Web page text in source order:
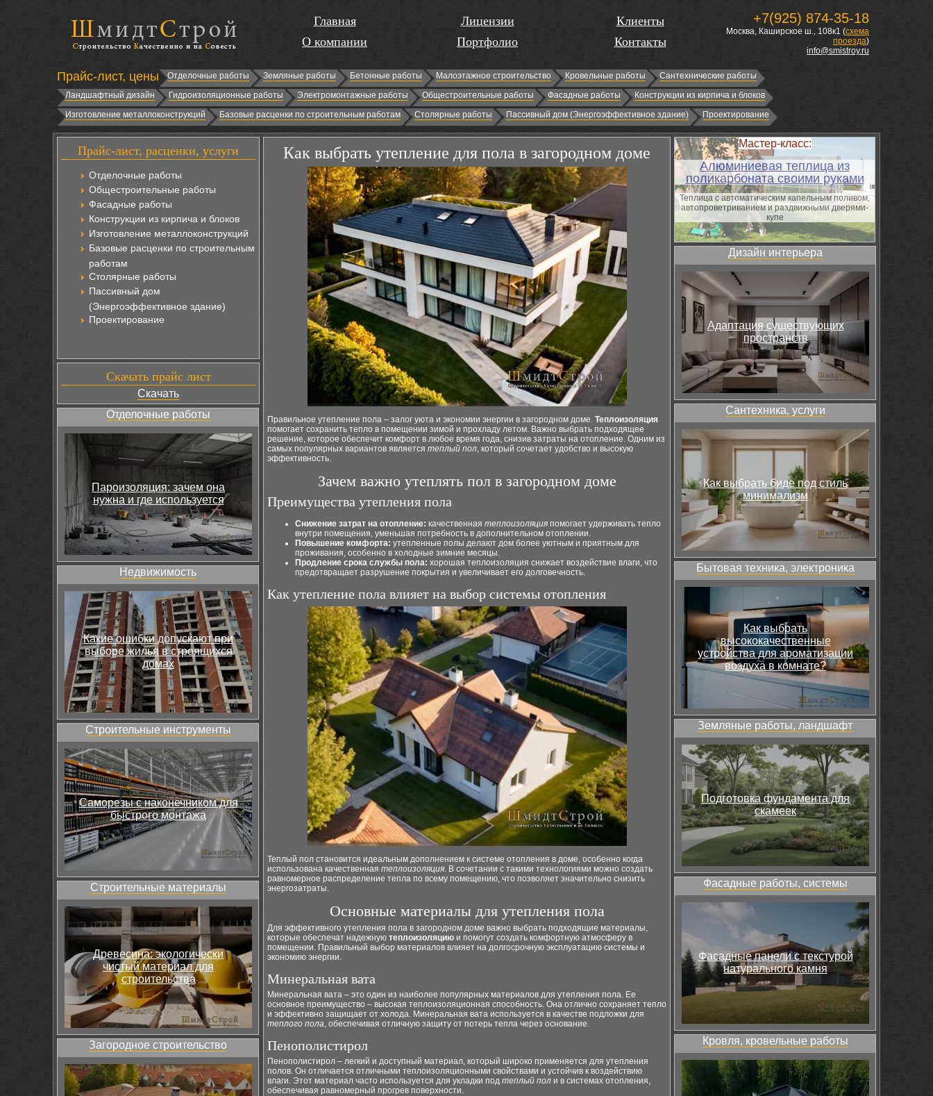
Главная
О компании
Лицензии
Портфолио
Клиенты
Контакты
+7(925) 874-35-18
Москва, Каширское ш., 108к1 (схема
проезда)
info@smistroy.ru
Прайс-лист, цены Отделочные работы Земляные работы Бетонные работы Малоэтажное строительство Кровельные работы
Сантехнические работы
Ландшафтный дизайн
Гидроизоляционные работы Электромонтажные работы Общестроительные работы Фасадные работы
Конструкции из кирпича и блоков
Изготовление металлоконструкций
Базовые расценки по строительным работам Столярные работы Пассивный дом (Энергоэффективное здание) Проектирование
Прайс-лист, расценки, услуги
Отделочные работы
Общестроительные работы
Фасадные работы
Конструкции из кирпича и блоков
Изготовление металлоконструкций
Базовые расценки по строительным
работам
Столярные работы
Пассивный дом
(Энергоэффективное здание)
Проектирование
Скачать прайс лист
Скачать
Отделочные работы
Пароизоляция: зачем она
нужна и где используется
Недвижимость
Какие ошибки допускают при
выборе жилья в строящихся
домах
Строительные инструменты
Саморезы с наконечником для
быстрого монтажа
Строительные материалы
Древесина: экологически
чистый материал для
строительства
Загородное строительство
Как выбрать утепление для пола в загородном доме
Правильное утепление пола – залог уюта и экономии энергии в загородном доме. Теплоизоляция
помогает сохранить тепло в помещении зимой и прохладу летом. Важно выбрать подходящее
решение, которое обеспечит комфорт в любое время года, снизив затраты на отопление. Одним из
самых популярных вариантов является теплый пол, который сочетает удобство и высокую
эффективность.
Зачем важно утеплять пол в загородном доме
Преимущества утепления пола
Снижение затрат на отопление: качественная теплоизоляция помогает удерживать тепло
внутри помещения, уменьшая потребность в дополнительном отоплении.
Повышение комфорта: утепленные полы делают дом более уютным и приятным для
проживания, особенно в холодные зимние месяцы.
Продление срока службы пола: хорошая теплоизоляция снижает воздействие влаги, что
предотвращает разрушение покрытия и увеличивает его долговечность.
Как утепление пола влияет на выбор системы отопления
Теплый пол становится идеальным дополнением к системе отопления в доме, особенно когда
использована качественная теплоизоляция. В сочетании с такими технологиями можно создать
равномерное распределение тепла по всему помещению, что позволяет значительно снизить
энергозатраты.
Основные материалы для утепления пола
Для эффективного утепления пола в загородном доме важно выбрать подходящие материалы,
которые обеспечат надежную теплоизоляцию и помогут создать комфортную атмосферу в
помещении. Правильный выбор материалов влияет на долгосрочную эксплуатацию системы и
экономию энергии.
Минеральная вата
Минеральная вата – это один из наиболее популярных материалов для утепления пола. Ее
основное преимущество – высокая теплоизоляционная способность. Она отлично сохраняет тепло
и эффективно защищает от холода. Минеральная вата используется в качестве подложки для
теплого пола, обеспечивая отличную защиту от потерь тепла через основание.
Пенополистирол
Пенополистирол – легкий и доступный материал, который широко применяется для утепления
полов. Он отличается отличными теплоизоляционными свойствами и устойчив к воздействию
влаги. Этот материал часто используется для укладки под теплый пол и в системах отопления,
обеспечивая равномерный прогрев поверхности.
Мастер-класс:
Алюминиевая теплица из
поликарбоната своими руками
Теплица с автоматическим капельным поливом,
автопроветриванием и раздвижными дверями-
купе
Дизайн интерьера
Адаптация существующих
пространств
Сантехника, услуги
Как выбрать биде под стиль
минимализм
Бытовая техника, электроника
Как выбрать
высококачественные
устройства для ароматизации
воздуха в комнате?
Земляные работы, ландшафт
Подготовка фундамента для
скамеек
Фасадные работы, системы
Фасадные панели с текстурой
натурального камня
Кровля, кровельные работы